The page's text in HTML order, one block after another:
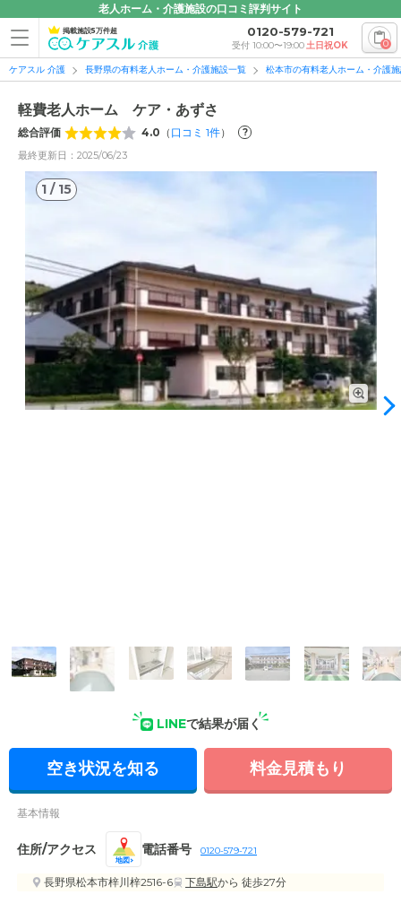
老人ホーム・介護施設の口コミ評判サイト
掲載施設5万件超 0120-579-721
受付 10:00〜19:00土日祝OK 0
ケアスル 介護 長野県の有料老人ホーム・介護施設一覧 松本市の有料老人ホーム・介護
軽費老人ホーム ケア・あずさ
総合評価 4.0 （ 口コミ 1件） ?
最終更新日：2025/06/23
1 / 15
1/15
LINEで結果が届く
空き状況を知る 料金見積もり
基本情報
住所/アクセス
地図
電話番号 0120-579-721
長野県松本市梓川梓2516-6 下島駅から 徒歩27分